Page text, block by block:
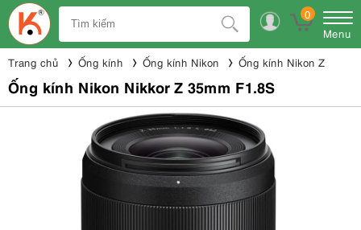
0
Menu
Trang chủ Ống kính Ống kính Nikon Ống kính Nikon Z
Ống kính Nikon Nikkor Z 35mm F1.8S